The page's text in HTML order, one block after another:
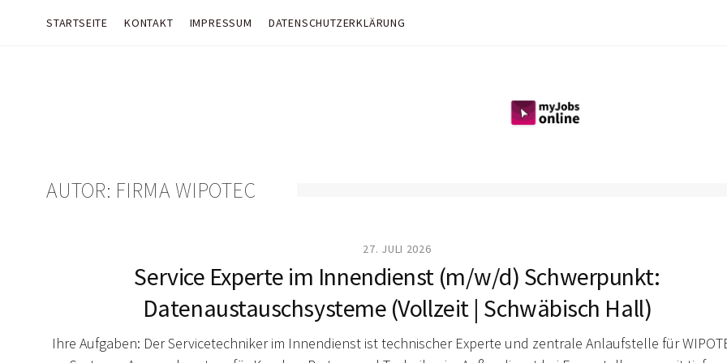
STARTSEITE KONTAKT IMPRESSUM DATENSCHUTZERKLÄRUNG
AUTOR: FIRMA WIPOTEC
27. JULI 2026
Service Experte im Innendienst (m/w/d) Schwerpunkt:
Datenaustauschsysteme (Vollzeit | Schwäbisch Hall)
Ihre Aufgaben: Der Servicetechniker im Innendienst ist technischer Experte und zentrale Anlaufstelle für